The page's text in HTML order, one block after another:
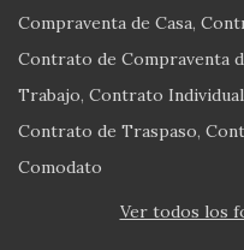
Compraventa de Casa
Contrato de Compraventa
Trabajo Contrato
Contrato de Traspaso
Comodato
Ver todos los